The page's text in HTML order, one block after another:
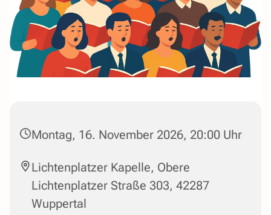
Montag, 16. November 2026, 20:00 Uhr
Lichtenplatzer Kapelle, Obere
Lichtenplatzer Straße 303, 42287
Wuppertal